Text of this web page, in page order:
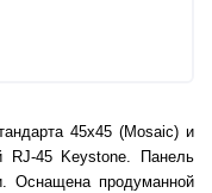
45х45 (Mosaic) и
RJ-45 Keystone. Панель
Оснащена продуманной